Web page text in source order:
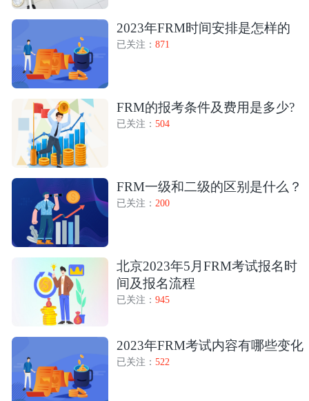
2023年FRM时间安排是怎样的
已关注： 871
FRM的报考条件及费用是多少?
已关注： 504
FRM一级和二级的区别是什么？
已关注： 200
北京2023年5月FRM考试报名时
间及报名流程
已关注： 945
2023年FRM考试内容有哪些变化
已关注： 522